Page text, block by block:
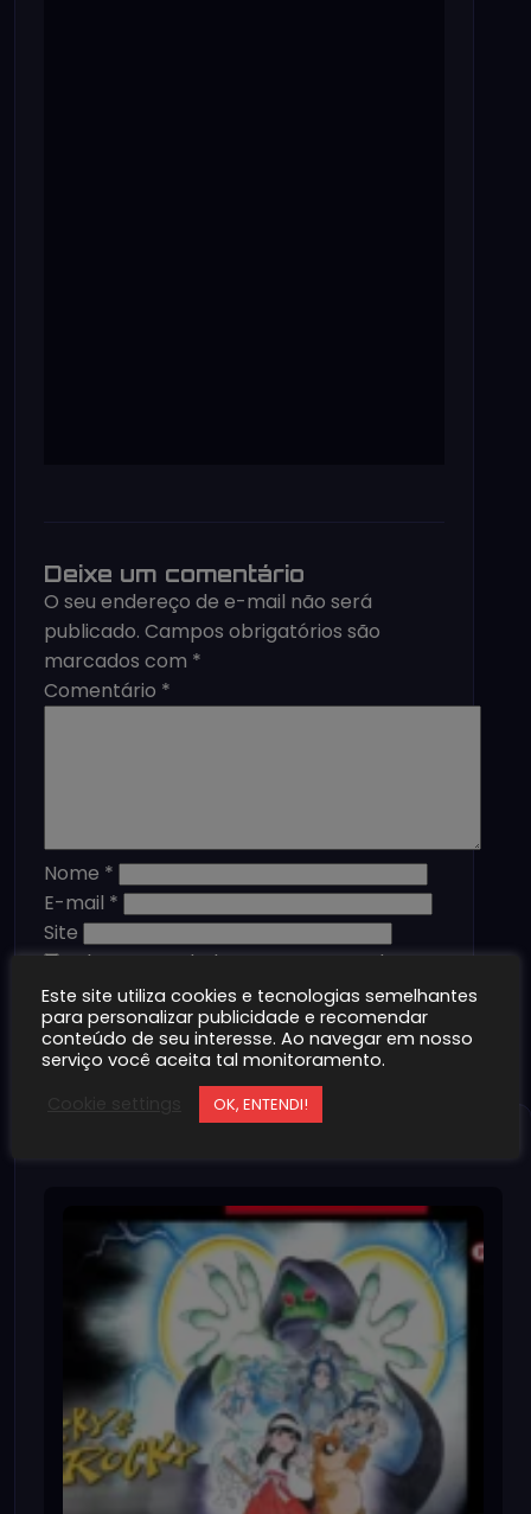
Deixe um comentário
O seu endereço de e-mail não será
publicado. Campos obrigatórios são
marcados com *
Comentário *
Nome *
E-mail *
Site
Salvar meus dados neste navegador
para a próxima vez que eu comentar.
Este site utiliza cookies e tecnologias semelhantes
para personalizar publicidade e recomendar
conteúdo de seu interesse. Ao navegar em nosso
serviço você aceita tal monitoramento.
OK, ENTENDI!